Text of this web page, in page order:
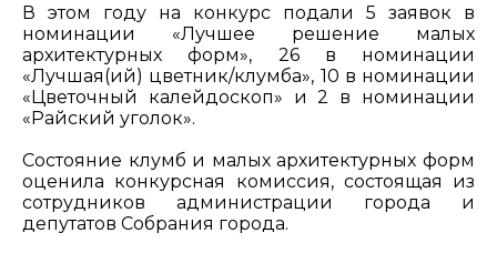
В этом году на конкурс подали 5 заявок в
номинации «Лучшее решение малых
архитектурных форм», 26 в номинации
«Лучшая(ий) цветник/клумба», 10 в номинации
«Цветочный калейдоскоп» и 2 в номинации
«Райский уголок».
Состояние клумб и малых архитектурных форм
оценила конкурсная комиссия, состоящая из
сотрудников администрации города и
депутатов Собрания города.